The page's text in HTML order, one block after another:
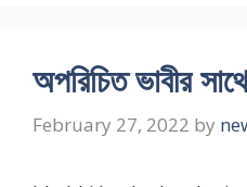
অপরিচিত ভাবীর
February 27, 2022 by